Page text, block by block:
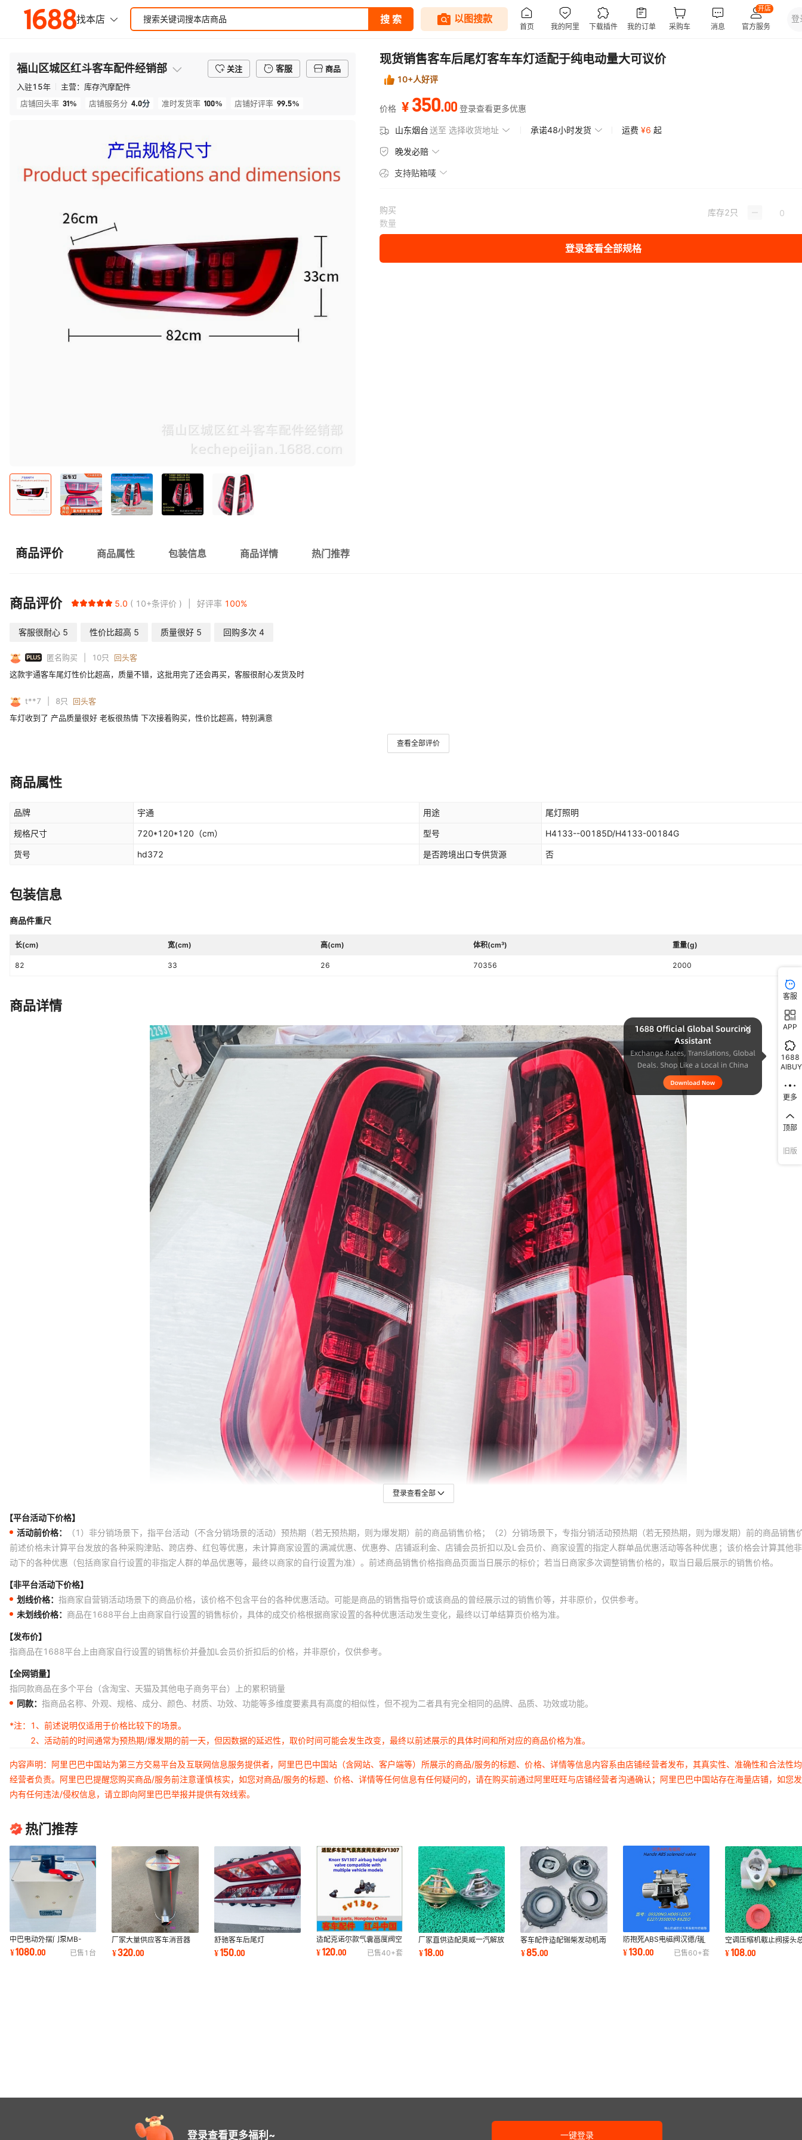
福山区城区红斗客车配件经销部 关注 客服
商品
入驻15年 主营： 库存汽摩配件
店铺回头率 31% 店铺服务分 4.0分 准时发货率 100% 店铺好评率 99.5%
现货销售客车后尾灯客车车灯适配于纯电动量大可议价
10+人好评
价格 ¥ 350.00 登录查看更多优惠
山东烟台送至 选择收货地址 承诺48小时发货 运费 ¥6 起
晚发必赔
支持贴箱唛
购买
数量
库存2只
登录查看全部规格
商品评价 商品属性 包装信息 商品详情 热门推荐
商品评价 5.0 10+条评价 好评率 100%
客服很耐心 5 性价比超高 5 质量很好 5 回购多次 4
PLUS 匿名购买 10只
回头客
这款宇通客车尾灯性价比超高，质量不错，这批用完了还会再买，客服很耐心发货及时
t**7 8只
回头客
车灯收到了 产品质量很好 老板很热情 下次接着购买，性价比超高，特别满意
查看全部评价
商品属性
品牌 宇通 用途 尾灯照明
规格尺寸 720*120*120 （cm） 型号 H4133--00185D/H4133-00184G
货号 hd372 是否跨境出口专供货源 否
包装信息
商品件重尺
长(cm) 宽(cm) 高(cm) 体积(cm³) 重量(g)
82 33 26 70356 2000
商品详情
登录查看全部
【平台活动下价格】
活动前价格：
（1）非分销场景下，指平台活动（不含分销场景的活动）预热期（若无预热期，则为爆发期）前的商品销售价格；（2）分销场景下，专指分销活动预热期（若无预热期，则为爆发期）前的商品销售
前述价格未计算平台发放的各种采购津贴、跨店券、红包等优惠，未计算商家设置的满减优惠、优惠券、店铺返利金、店铺会员折扣以及L会员价、商家设置的指定人群单品优惠活动等各种优惠；该价格会计算其他
动下的各种优惠（包括商家自行设置的非指定人群的单品优惠等，最终以商家的自行设置为准）。前述商品销售价格指商品页面当日展示的标价；若当日商家多次调整销售价格的，取当日最后展示的销售价格。
【非平台活动下价格】
划线价格： 指商家自营销活动场景下的商品价格，该价格不包含平台的各种优惠活动。可能是商品的销售指导价或该商品的曾经展示过的销售价等，并非原价，仅供参考。
未划线价格： 商品在1688平台上由商家自行设置的销售标价，具体的成交价格根据商家设置的各种优惠活动发生变化，最终以订单结算页价格为准。
【发布价】
指商品在1688平台上由商家自行设置的销售标价并叠加L会员价折扣后的价格，并非原价，仅供参考。
【全网销量】
指同款商品在多个平台（含淘宝、天猫及其他电子商务平台）上的累积销量
同款： 指商品名称、外观、规格、成分、颜色、材质、功效、功能等多维度要素具有高度的相似性，但不视为二者具有完全相同的品牌、品质、功效或功能。
*注：
1、前述说明仅适用于价格比较下的场景。
2、活动前的时间通常为预热期/爆发期的前一天，但因数据的延迟性，取价时间可能会发生改变，最终以前述展示的具体时间和所对应的商品价格为准。
内容声明：阿里巴巴中国站为第三方交易平台及互联网信息服务提供者，阿里巴巴中国站（含网站、客户端等）所展示的商品/服务的标题、价格、详情等信息内容系由店铺经营者发布，其真实性、准确性和合法性
经营者负责。阿里巴巴提醒您购买商品/服务前注意谨慎核实，如您对商品/服务的标题、价格、详情等任何信息有任何疑问的，请在购买前通过阿里旺旺与店铺经营者沟通确认；阿里巴巴中国站存在海量店铺，如您
内有任何违法/侵权信息，请立即向阿里巴巴举报并提供有效线索。
热门推荐
中巴电动外摆门泵MB-
E（前开/后开）24v/12v
适配考斯特金旅
¥1080.00 已售 1 台
厂家大量供应客车消音器
810*310*100*100/90
适合于福田客车
¥320.00
舒驰客车后尾灯
6851B,6605T，
6660G.6741后尾灯原厂
¥150.00
适配克诺尔款气囊高度阀空
气弹簧调节阀多种号
SV1307 可跨境
¥120.00 已售40+套
厂家直供适配奥威一汽解放
玉柴发动机调温器76度82
度现货
¥18.00
客车配件适配锡柴发动机南
充发动机混合器膜片总成膜
片单品
¥85.00
防抱死ABS电磁阀汉德/瑞
立/威伯科/奔德士/科诺适配
客车欧卡货车
¥130.00 已售60+套
空调压缩机截止阀接头
适用于大巴客车旅游车
校车4N制冷泵
¥108.00
登录查看更多福利~ 一键登录
客服
APP
1688
AIBUY
更多
顶部
旧版